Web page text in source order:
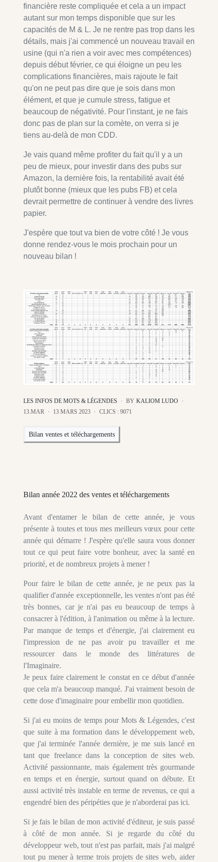
financière reste compliquée et cela a un impact
autant sur mon temps disponible que sur les
capacités de M & L. Je ne rentre pas trop dans les
détails, mais j'ai commencé un nouveau travail en
usine (qui n'a rien a voir avec mes compétences)
depuis début février, ce qui éloigne un peu les
complications financières, mais rajoute le fait
qu'on ne peut pas dire que je sois dans mon
élément, et que je cumule stress, fatigue et
beaucoup de négativité. Pour l'instant, je ne fais
donc pas de plan sur la comète, on verra si je
tiens au-delà de mon CDD.
Je vais quand même profiter du fait qu'il y a un
peu de mieux, pour investir dans des pubs sur
Amazon, la dernière fois, la rentabilité avait été
plutôt bonne (mieux que les pubs FB) et cela
devrait permettre de continuer à vendre des livres
papier.
J'espère que tout va bien de votre côté ! Je vous
donne rendez-vous le mois prochain pour un
nouveau bilan !
LES INFOS DE MOTS & LÉGENDES BY KALIOM LUDO
13.MAR
13 MARS 2023 CLICS : 9071
Bilan ventes et téléchargements
Bilan année 2022 des ventes et téléchargements
Avant d'entamer le bilan de cette année, je vous
présente à toutes et tous mes meilleurs vœux pour cette
année qui démarre ! J'espère qu'elle saura vous donner
tout ce qui peut faire votre bonheur, avec la santé en
priorité, et de nombreux projets à mener !
Pour faire le bilan de cette année, je ne peux pas la
qualifier d'année exceptionnelle, les ventes n'ont pas été
très bonnes, car je n'ai pas eu beaucoup de temps à
consacrer à l'édition, à l'animation ou même à la lecture.
Par manque de temps et d'énergie, j'ai clairement eu
l'impression de ne pas avoir pu travailler et me
ressourcer dans le monde des littératures de
l'Imaginaire.
Je peux faire clairement le constat en ce début d'année
que cela m'a beaucoup manqué. J'ai vraiment besoin de
cette dose d'imaginaire pour embellir mon quotidien.
Si j'ai eu moins de temps pour Mots & Légendes, c'est
que suite à ma formation dans le développement web,
que j'ai terminée l'année dernière, je me suis lancé en
tant que freelance dans la conception de sites web.
Activité passionnante, mais également très gourmande
en temps et en énergie, surtout quand on débute. Et
aussi activité très instable en terme de revenus, ce qui a
engendré bien des péripéties que je n'aborderai pas ici.
Si je fais le bilan de mon activité d'éditeur, je suis passé
à côté de mon année. Si je regarde du côté du
développeur web, tout n'est pas parfait, mais j'ai malgré
tout pu mener à terme trois projets de sites web, aider